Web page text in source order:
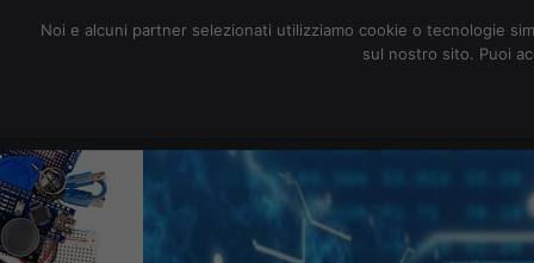
Noi e alcuni partner selezionati utilizziamo cookie o tecnologie
sul nostro sito. Puoi